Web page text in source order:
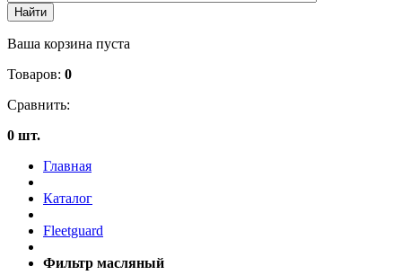
Ваша корзина пуста
Товаров: 0
Сравнить:
0 шт.
Главная
Каталог
Fleetguard
Фильтр масляный